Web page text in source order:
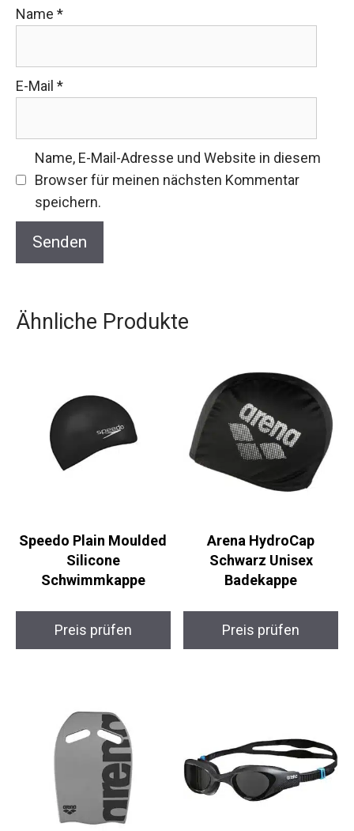
Name *
E-Mail *
Name, E-Mail-Adresse und Website in diesem
Browser für meinen nächsten Kommentar
speichern.
Ähnliche Produkte
Speedo Plain Moulded
Silicone
Schwimmkappe
Preis prüfen
Arena HydroCap
Schwarz Unisex
Badekappe
Preis prüfen